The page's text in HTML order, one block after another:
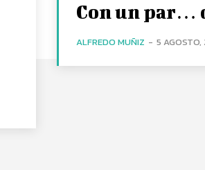
Con un par…
ALFREDO MUÑIZ - 5